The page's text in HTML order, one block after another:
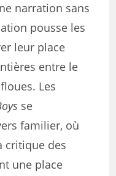
narration sans
pousse les
leur place
entre le
Les
se
familier, où
critique des
une place